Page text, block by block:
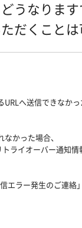
うなりま
だくこと
URLへ送信できなか
かった場合、
ライオーバー通知
エラー発生のご連絡